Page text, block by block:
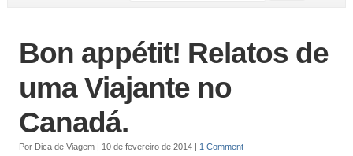
Bon appétit! Relatos de
uma Viajante no
Canadá.
Por Dica de Viagem| 10 de fevereiro de 2014 1 Comment